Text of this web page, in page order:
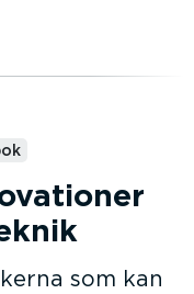
som kan